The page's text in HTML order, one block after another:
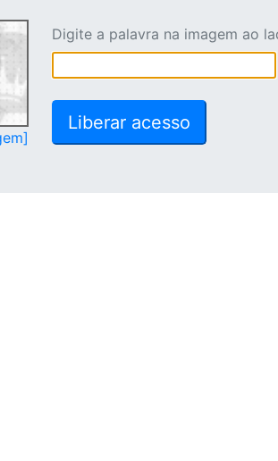
Digite a palavra na imagem ao